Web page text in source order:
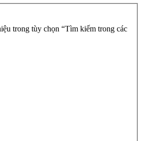
trong tùy chọn “Tìm kiếm trong các